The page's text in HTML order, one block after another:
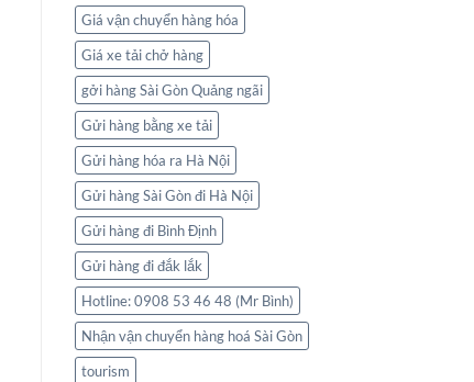
Giá vận chuyển hàng hóa
Giá xe tải chở hàng
gởi hàng Sài Gòn Quảng ngãi
Gửi hàng bằng xe tải
Gửi hàng hóa ra Hà Nội
Gửi hàng Sài Gòn đi Hà Nội
Gửi hàng đi Bình Định
Gửi hàng đi đắk lắk
Hotline: 0908 53 46 48 (Mr Bình)
Nhận vận chuyển hàng hoá Sài Gòn
tourism